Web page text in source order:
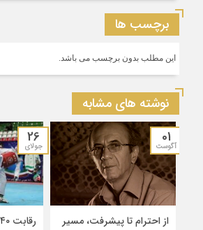
برچسب ها
این مطلب بدون برچسب می باشد.
نوشته های مشابه
01
آگوست
از احترام تا پیشرفت، مسیر
26
جولای